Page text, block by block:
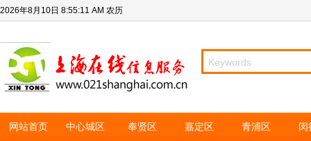
2026年8月10日 8:55:11 AM 农历
网站首页 中心城区 奉贤区 嘉定区 青浦区 闵